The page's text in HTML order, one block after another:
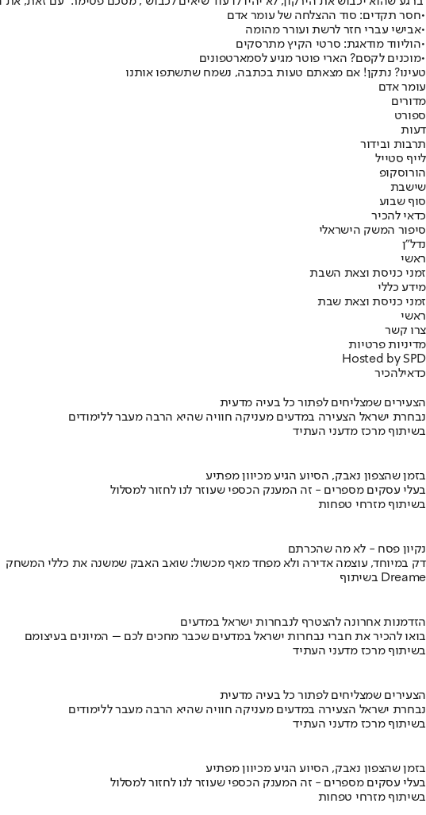
•חסר תקדים: סוד ההצלחה של עומר אדם
•אבישי עברי חזר לרשת ועורר מהומה
•הוליווד מודאגת: סרטי הקיץ מתרסקים
•מוכנים לקסם? הארי פוטר מגיע לסמארטפונים
טעינו? נתקן! אם מצאתם טעות בכתבה, נשמח שתשתפו אותנו
עומר אדם
מדורים
ספורט
דעות
תרבות ובידור
לייף סטייל
הורוסקופ
שישבת
סוף שבוע
כדאי להכיר
סיפור המשק הישראלי
נדל"ן
ראשי
זמני כניסת וצאת השבת
מידע כללי
זמני כניסת וצאת שבת
ראשי
צרו קשר
מדיניות פרטיות
Hosted by SPD
כדאילהכיר
הצעירים שמצליחים לפתור כל בעיה מדעית
נבחרת ישראל הצעירה במדעים מעניקה חוויה שהיא הרבה מעבר ללימודים
בשיתוף מרכז מדעני העתיד
בזמן שהצפון נאבק, הסיוע הגיע מכיוון מפתיע
בעלי עסקים מספרים - זה המענק הכספי שעוזר לנו לחזור למסלול
בשיתוף מזרחי טפחות
נקיון פסח - לא מה שהכרתם
דק במיוחד, עוצמה אדירה ולא מפחד מאף מכשול: שואב האבק שמשנה את כללי המשחק
בשיתוף Dreame
הזדמנות אחרונה להצטרף לנבחרות ישראל במדעים
בואו להכיר את חברי נבחרות ישראל במדעים שכבר מחכים לכם – המיונים בעיצומם
בשיתוף מרכז מדעני העתיד
הצעירים שמצליחים לפתור כל בעיה מדעית
נבחרת ישראל הצעירה במדעים מעניקה חוויה שהיא הרבה מעבר ללימודים
בשיתוף מרכז מדעני העתיד
בזמן שהצפון נאבק, הסיוע הגיע מכיוון מפתיע
בעלי עסקים מספרים - זה המענק הכספי שעוזר לנו לחזור למסלול
בשיתוף מזרחי טפחות